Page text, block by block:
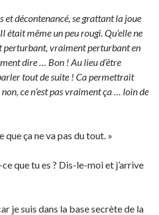
et décontenancé, se grattant la joue
même un peu rougi. Qu’elle ne
perturbant, vraiment perturbant en
dire … Bon ! Au lieu d’être
tout de suite ! Ca permettrait
ce n’est pas vraiment ça … loin de
que ça ne va pas du tout. »
que tu es ? Dis-le-moi et j’arrive
je suis dans la base secrète de la